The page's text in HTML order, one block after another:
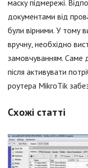
маску підмережі.
документами від
були вірними. У тому
вручну, необхідно
замовчуванням. Саме
після активувати
роутера MikroTik
Схожі статті